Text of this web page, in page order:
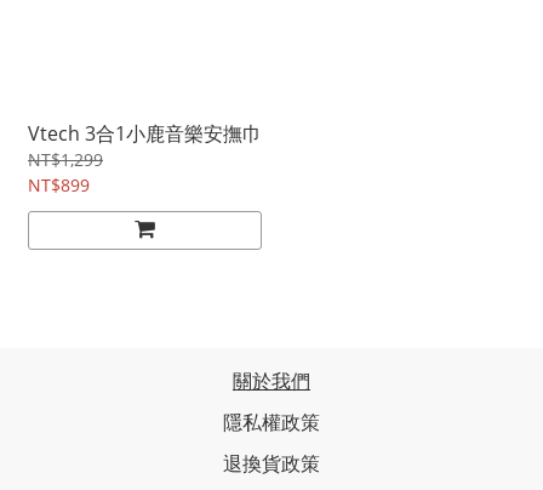
Vtech 3合1小鹿音樂安撫巾
NT$1,299
NT$899
關於我們
隱私權政策
退換貨政策